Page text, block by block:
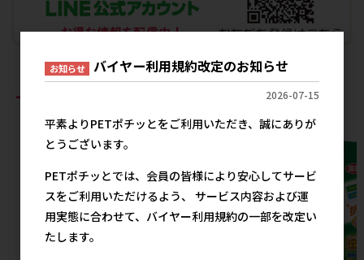
お知らせ バイヤー利用規約改定のお知らせ
2026-07-15
平素よりPETポチッとをご利用いただき、誠にありが
とうございます。
PETポチッとでは、会員の皆様により安心してサービ
スをご利用いただけるよう、 サービス内容および運
用実態に合わせて、バイヤー利用規約の一部を改定い
たします。